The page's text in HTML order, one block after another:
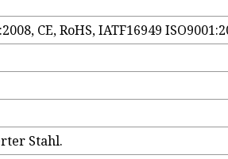
CE, RoHS, IATF16949
Stahl.